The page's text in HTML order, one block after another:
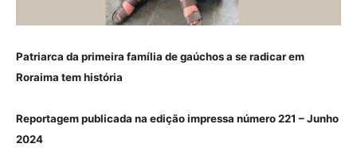
Patriarca da primeira família de gaúchos a se radicar em
Roraima tem história
Reportagem publicada na edição impressa número 221 – Junho
2024